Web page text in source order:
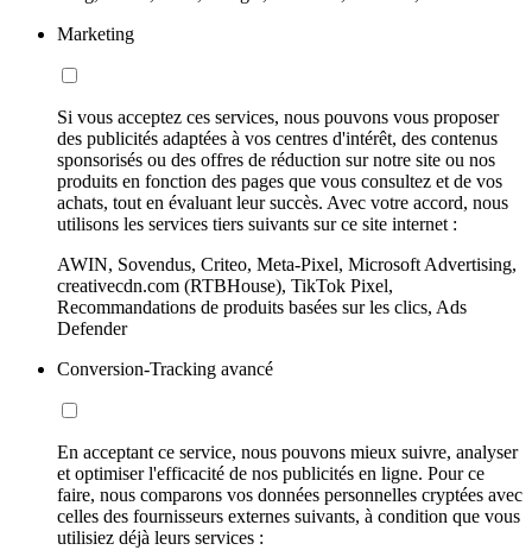
Marketing
Si vous acceptez ces services, nous pouvons vous proposer
des publicités adaptées à vos centres d'intérêt, des contenus
sponsorisés ou des offres de réduction sur notre site ou nos
produits en fonction des pages que vous consultez et de vos
achats, tout en évaluant leur succès. Avec votre accord, nous
utilisons les services tiers suivants sur ce site internet :
AWIN, Sovendus, Criteo, Meta-Pixel, Microsoft Advertising,
creativecdn.com (RTBHouse), TikTok Pixel,
Recommandations de produits basées sur les clics, Ads
Defender
Conversion-Tracking avancé
En acceptant ce service, nous pouvons mieux suivre, analyser
et optimiser l'efficacité de nos publicités en ligne. Pour ce
faire, nous comparons vos données personnelles cryptées avec
celles des fournisseurs externes suivants, à condition que vous
utilisiez déjà leurs services :